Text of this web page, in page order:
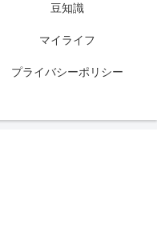
豆知識
マイライフ
プライバシーポリシー